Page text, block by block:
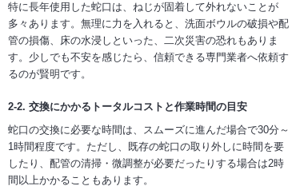
特に長年使用した蛇口は、ねじが固着して外れないことが
多々あります。無理に力を入れると、洗面ボウルの破損や配
管の損傷、床の水浸しといった、二次災害の恐れもありま
す。少しでも不安を感じたら、信頼できる専門業者へ依頼す
るのが賢明です。
2-2. 交換にかかるトータルコストと作業時間の目安
蛇口の交換に必要な時間は、スムーズに進んだ場合で30分～
1時間程度です。ただし、既存の蛇口の取り外しに時間を要
したり、配管の清掃・微調整が必要だったりする場合は2時
間以上かかることもあります。